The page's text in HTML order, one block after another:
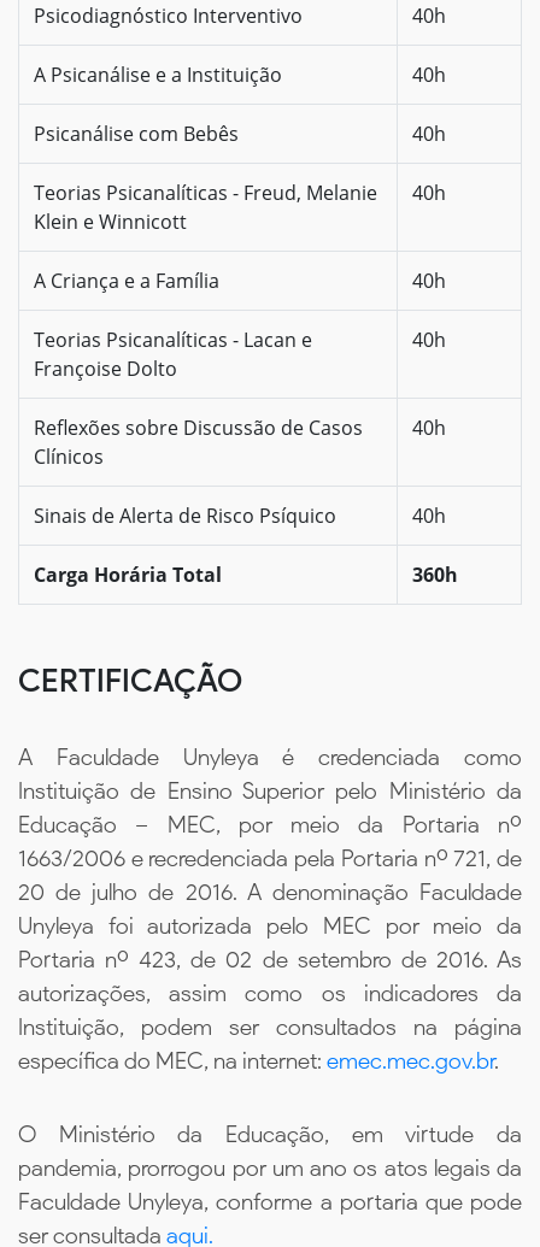
Psicodiagnóstico Interventivo 40h
A Psicanálise e a Instituição 40h
Psicanálise com Bebês 40h
Teorias Psicanalíticas - Freud, Melanie
Klein e Winnicott
40h
A Criança e a Família 40h
Teorias Psicanalíticas - Lacan e
Françoise Dolto
40h
Reflexões sobre Discussão de Casos
Clínicos
40h
Sinais de Alerta de Risco Psíquico 40h
Carga Horária Total 360h
CERTIFICAÇÃO
A Faculdade Unyleya é credenciada como
Instituição de Ensino Superior pelo Ministério da
Educação – MEC, por meio da Portaria nº
1663/2006 e recredenciada pela Portaria nº 721, de
20 de julho de 2016. A denominação Faculdade
Unyleya foi autorizada pelo MEC por meio da
Portaria nº 423, de 02 de setembro de 2016. As
autorizações, assim como os indicadores da
Instituição, podem ser consultados na página
específica do MEC, na internet: emec.mec.gov.br.
O Ministério da Educação, em virtude da
pandemia, prorrogou por um ano os atos legais da
Faculdade Unyleya, conforme a portaria que pode
ser consultada aqui.